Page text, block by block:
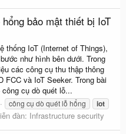
bảo mật thiết bị IoT
thống IoT (Internet of Things),
như hình bên dưới. Trong
các công cụ thu thập thông
FCC và IoT Seeker. Trong bài
cụ dò quét lỗ...
công cụ dò quét lỗ hổng
iot
đàn: Infrastructure security